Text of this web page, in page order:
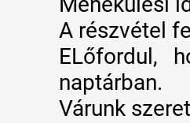
A részvétel
ELőfordul,
naptárban.
Várunk